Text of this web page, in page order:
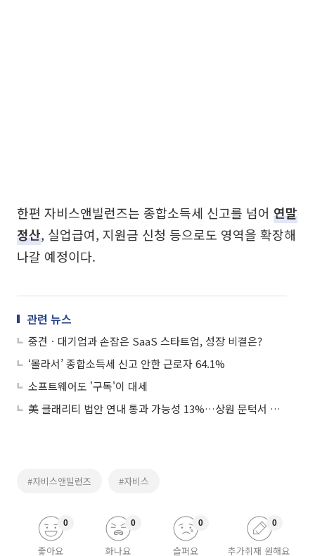
한편 자비스앤빌런즈는 종합소득세 신고를 넘어 연말
정산, 실업급여, 지원금 신청 등으로도 영역을 확장해
나갈 예정이다.
관련 뉴스
중견ㆍ대기업과 손잡은 SaaS 스타트업, 성장 비결은?
‘몰라서’ 종합소득세 신고 안한 근로자 64.1%
소프트웨어도 '구독'이 대세
美 클래리티 법안 연내 통과 가능성 13%…상원 문턱서 제동
#자비스앤빌런즈 #자비스
좋아요
0
화나요
0
슬퍼요
0
추가취재 원해요
0